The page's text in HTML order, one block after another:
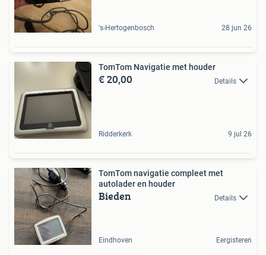
's-Hertogenbosch 28 jun 26
TomTom Navigatie met houder
€ 20,00 Details
Ridderkerk 9 jul 26
TomTom navigatie compleet met
autolader en houder
Bieden Details
Eindhoven Eergisteren